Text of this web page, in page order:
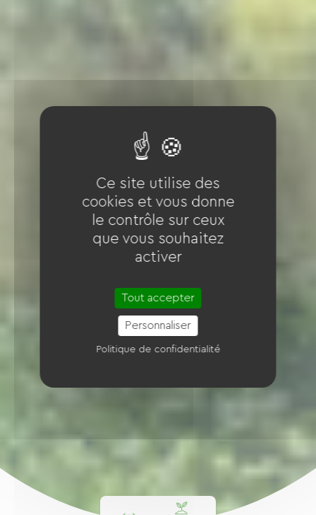
Ce site utilise des
cookies et vous donne
le contrôle sur ceux
que vous souhaitez
activer
Tout accepter
Personnaliser
Politique de confidentialité